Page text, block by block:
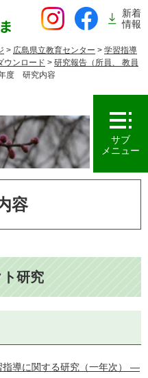
新着
情報
> 広島県立教育センター > 学習指導
ウンロード > 研究報告（所員、 教員
度 研究内容
サブ
メニュー
容
研究
指導に関する研究（一年次） ―